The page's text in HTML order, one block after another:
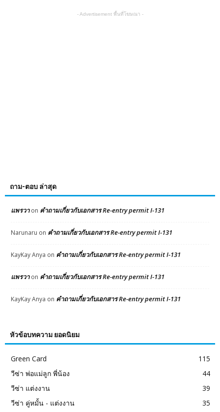
- Advertisement พื้นที่โฆษณา -
ถาม-ตอบ ล่าสุด
แพรวาon คำถามเกี่ยวกับเอกสาร Re-entry permit I-131
Narunaru on คำถามเกี่ยวกับเอกสาร Re-entry permit I-131
KayKay Anya on คำถามเกี่ยวกับเอกสาร Re-entry permit I-131
แพรวาon คำถามเกี่ยวกับเอกสาร Re-entry permit I-131
KayKay Anya on คำถามเกี่ยวกับเอกสาร Re-entry permit I-131
หัวข้อบทความ ยอดนิยม
Green Card
115
วีซ่า พ่อแม่ลูก พี่น้อง
44
วีซ่า แต่งงาน
39
วีซ่า คู่หมั้น - แต่งงาน
35